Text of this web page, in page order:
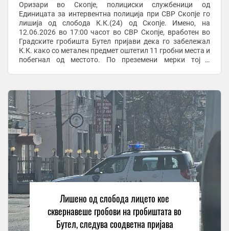
Оризари во Скопје, полициски службеници од
Единицата за интервентна полиција при СВР Скопје го
лишија од слобода К.К.(24) од Скопје. Имено, на
12.06.2026 во 17:00 часот во СВР Скопје, вработен во
Градските гробишта Бутел пријави дека го забележал
К.К. како со метален предмет оштетил 11 гробни места и
побегнал од местото. По преземени мерки тој е
Лишено од слобода лицето кое
сквернавеше гробови на гробиштата во
Бутел, следува соодветна пријава